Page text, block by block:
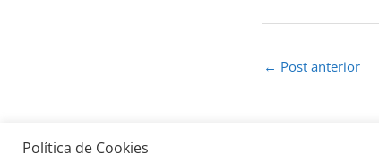
← Post anterior
Política de Cookies